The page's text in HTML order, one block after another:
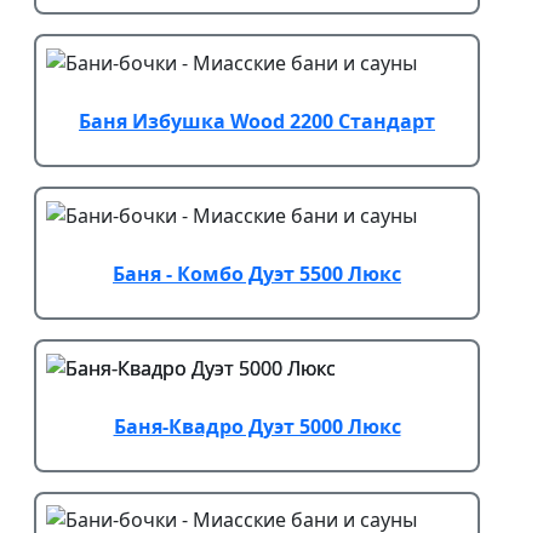
Баня Избушка Wood 2200 Стандарт
Баня - Комбо Дуэт 5500 Люкс
Баня-Квадро Дуэт 5000 Люкс